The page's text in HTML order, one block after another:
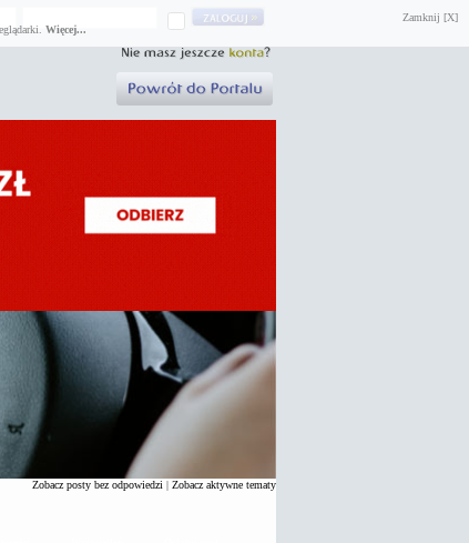
Zamknij [X]
Więcej...
Zobacz posty bez odpowiedzi | Zobacz aktywne tematy